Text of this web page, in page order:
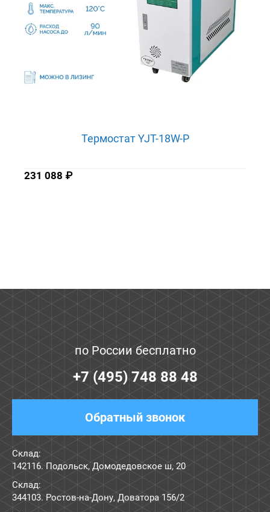
Термостат YJT-18W-P
231 088 ₽
по России бесплатно
+7 (495) 748 88 48
Обратный звонок
Склад:
142116. Подольск, Домодедовское ш, 20
Склад:
344103. Ростов-на-Дону, Доватора 156/2